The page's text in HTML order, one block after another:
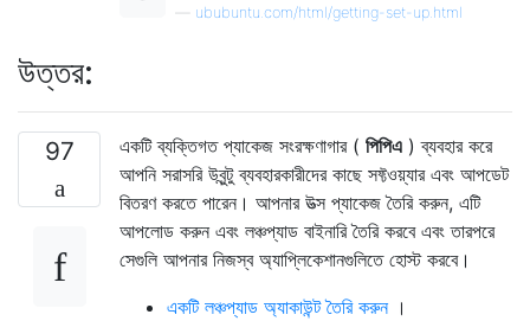
ububuntu.com/html/getting-set-up.html
উত্তর:
97 একটি ব্যক্তিগত প্যাকেজ সংরক্ষণাগার ( পিপিএ ) ব্যবহার করে
আপনি সরাসরি উবুন্টু ব্যবহারকারীদের কাছে সফ্টওয়্যার এবং আপডেট
বিতরণ করতে পারেন। আপনার উত্স প্যাকেজ তৈরি করুন, এটি
আপলোড করুন এবং লঞ্চপ্যাড বাইনারি তৈরি করবে এবং তারপরে
সেগুলি আপনার নিজস্ব অ্যাপ্লিকেশানগুলিতে হোস্ট করবে।
একটি লঞ্চপ্যাড অ্যাকাউন্ট তৈরি করুন।